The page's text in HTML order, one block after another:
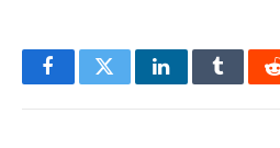
FacebookTwitterLinkedInTumblr